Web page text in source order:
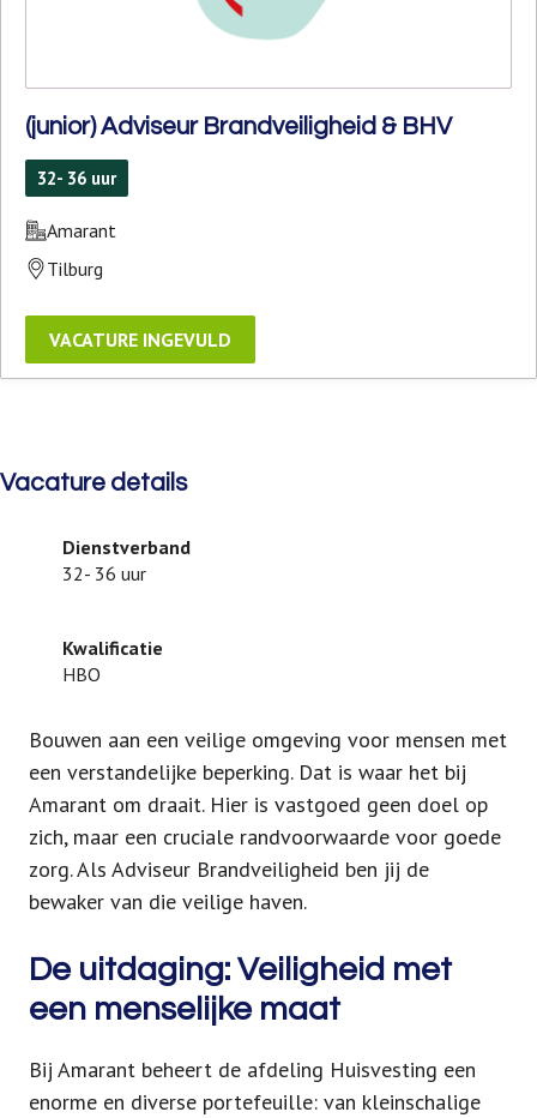
(junior) Adviseur Brandveiligheid & BHV
32- 36 uur
Amarant
Tilburg
Vacature details
Dienstverband
32- 36 uur
Kwalificatie
HBO
Bouwen aan een veilige omgeving voor mensen met
een verstandelijke beperking. Dat is waar het bij
Amarant om draait. Hier is vastgoed geen doel op
zich, maar een cruciale randvoorwaarde voor goede
zorg. Als Adviseur Brandveiligheid ben jij de
bewaker van die veilige haven.
De uitdaging: Veiligheid met
een menselijke maat
Bij Amarant beheert de afdeling Huisvesting een
enorme en diverse portefeuille: van kleinschalige